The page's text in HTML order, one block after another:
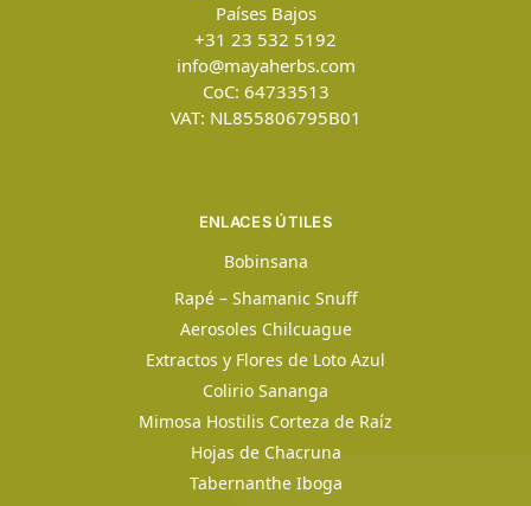
Países Bajos
+31 23 532 5192
info@mayaherbs.com
CoC: 64733513
VAT: NL855806795B01
ENLACES ÚTILES
Bobinsana
Rapé – Shamanic Snuff
Aerosoles Chilcuague
Extractos y Flores de Loto Azul
Colirio Sananga
Mimosa Hostilis Corteza de Raíz
Hojas de Chacruna
Tabernanthe Iboga